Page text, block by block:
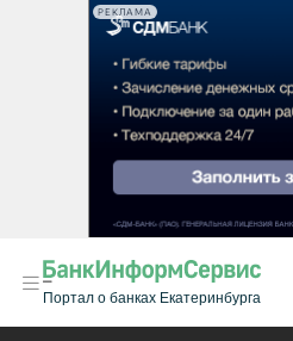
РЕКЛАМА
Портал о банках Екатеринбурга